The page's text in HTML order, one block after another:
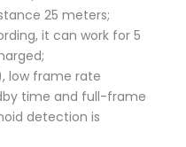
25 meters;
it can work for 5
low frame rate
time and full-frame
detection is